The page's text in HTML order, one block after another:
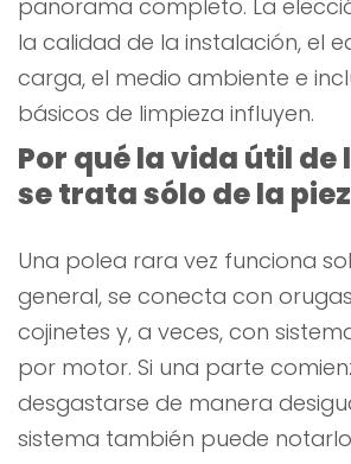
panorama completo. La
la calidad de la instalación, el
carga, el medio ambiente e
básicos de limpieza influyen.
Por qué la vida útil de
se trata sólo de la
Una polea rara vez funciona
general, se conecta con
cojinetes y, a veces, con
por motor. Si una parte
desgastarse de manera
sistema también puede